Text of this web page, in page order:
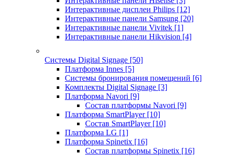
Интерактивные дисплеи Philips [12]
Интерактивные панели Samsung [20]
Интерактивные панели Vivitek [1]
Интерактивные панели Hikvision [4]
Системы Digital Signage [50]
Платформа Innes [5]
Системы бронирования помещений [6]
Комплекты Digital Signage [3]
Платформа Navori [9]
Состав платформы Navori [9]
Платформа SmartPlayer [10]
Состав SmartPlayer [10]
Платформа LG [1]
Платформа Spinetix [16]
Состав платформы Spinetix [16]